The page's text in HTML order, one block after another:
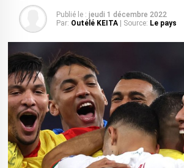
Publié le : jeudi 1 décembre 2022
Par: Outélé KEITA | Source: Le pays